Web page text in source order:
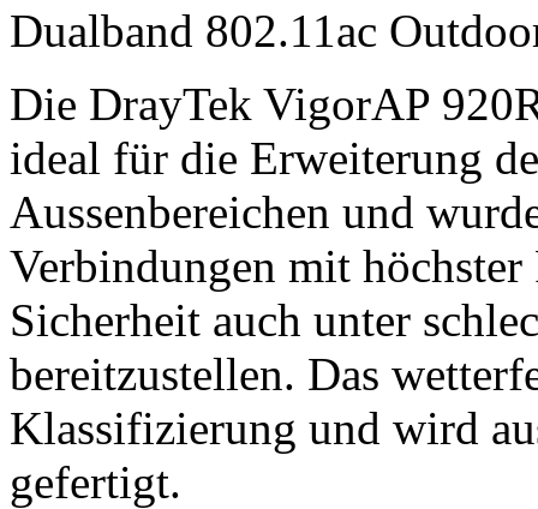
Dualband 802.11ac
Die DrayTek VigorAP
ideal für die Erweiterung
Aussenbereichen und
Verbindungen mit
Sicherheit auch unter
bereitzustellen. Das
Klassifizierung und wird
gefertigt.